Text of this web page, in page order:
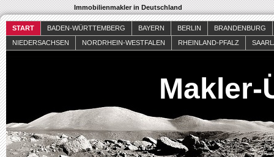
Immobilienmakler in Deutschland
START BADEN-WÜRTTEMBERG BAYERN BERLIN
BRANDENBURG
NIEDERSACHSEN
NORDRHEIN-WESTFALEN RHEINLAND-PFALZ
Makler-